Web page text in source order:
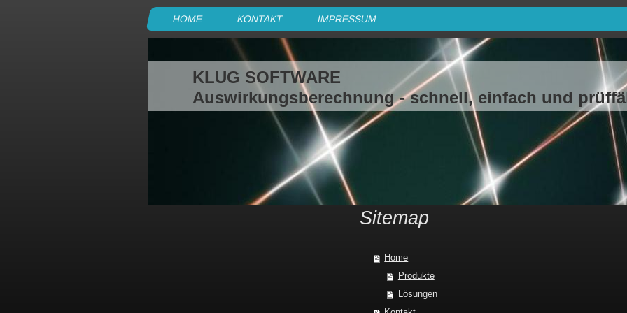
HOME KONTAKT IMPRESSUM
KLUG SOFTWARE
Auswirkungsberechnung - schnell, einfach und
Sitemap
Home
Produkte
Lösungen